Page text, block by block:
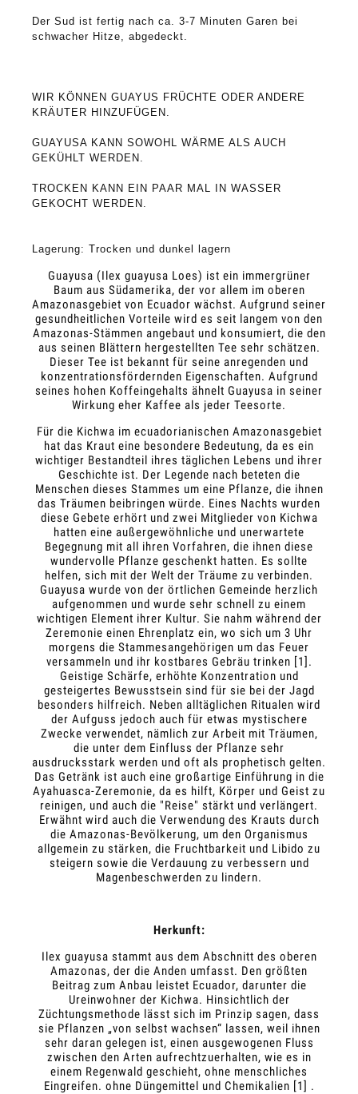
Der Sud ist fertig nach ca. 3-7 Minuten Garen bei
schwacher Hitze, abgedeckt.
WIR KÖNNEN GUAYUS FRÜCHTE ODER ANDERE
KRÄUTER HINZUFÜGEN.
GUAYUSA KANN SOWOHL WÄRME ALS AUCH
GEKÜHLT WERDEN.
TROCKEN KANN EIN PAAR MAL IN WASSER
GEKOCHT WERDEN.
Lagerung: Trocken und dunkel lagern
Guayusa (Ilex guayusa Loes) ist ein immergrüner
Baum aus Südamerika, der vor allem im oberen
Amazonasgebiet von Ecuador wächst. Aufgrund seiner
gesundheitlichen Vorteile wird es seit langem von den
Amazonas-Stämmen angebaut und konsumiert, die den
aus seinen Blättern hergestellten Tee sehr schätzen.
Dieser Tee ist bekannt für seine anregenden und
konzentrationsfördernden Eigenschaften. Aufgrund
seines hohen Koffeingehalts ähnelt Guayusa in seiner
Wirkung eher Kaffee als jeder Teesorte.
Für die Kichwa im ecuadorianischen Amazonasgebiet
hat das Kraut eine besondere Bedeutung, da es ein
wichtiger Bestandteil ihres täglichen Lebens und ihrer
Geschichte ist. Der Legende nach beteten die
Menschen dieses Stammes um eine Pflanze, die ihnen
das Träumen beibringen würde. Eines Nachts wurden
diese Gebete erhört und zwei Mitglieder von Kichwa
hatten eine außergewöhnliche und unerwartete
Begegnung mit all ihren Vorfahren, die ihnen diese
wundervolle Pflanze geschenkt hatten. Es sollte
helfen, sich mit der Welt der Träume zu verbinden.
Guayusa wurde von der örtlichen Gemeinde herzlich
aufgenommen und wurde sehr schnell zu einem
wichtigen Element ihrer Kultur. Sie nahm während der
Zeremonie einen Ehrenplatz ein, wo sich um 3 Uhr
morgens die Stammesangehörigen um das Feuer
versammeln und ihr kostbares Gebräu trinken [1].
Geistige Schärfe, erhöhte Konzentration und
gesteigertes Bewusstsein sind für sie bei der Jagd
besonders hilfreich. Neben alltäglichen Ritualen wird
der Aufguss jedoch auch für etwas mystischere
Zwecke verwendet, nämlich zur Arbeit mit Träumen,
die unter dem Einfluss der Pflanze sehr
ausdrucksstark werden und oft als prophetisch gelten.
Das Getränk ist auch eine großartige Einführung in die
Ayahuasca-Zeremonie, da es hilft, Körper und Geist zu
reinigen, und auch die "Reise" stärkt und verlängert.
Erwähnt wird auch die Verwendung des Krauts durch
die Amazonas-Bevölkerung, um den Organismus
allgemein zu stärken, die Fruchtbarkeit und Libido zu
steigern sowie die Verdauung zu verbessern und
Magenbeschwerden zu lindern.
Herkunft:
Ilex guayusa stammt aus dem Abschnitt des oberen
Amazonas, der die Anden umfasst. Den größten
Beitrag zum Anbau leistet Ecuador, darunter die
Ureinwohner der Kichwa. Hinsichtlich der
Züchtungsmethode lässt sich im Prinzip sagen, dass
sie Pflanzen „von selbst wachsen“ lassen, weil ihnen
sehr daran gelegen ist, einen ausgewogenen Fluss
zwischen den Arten aufrechtzuerhalten, wie es in
einem Regenwald geschieht, ohne menschliches
Eingreifen. ohne Düngemittel und Chemikalien [1] .